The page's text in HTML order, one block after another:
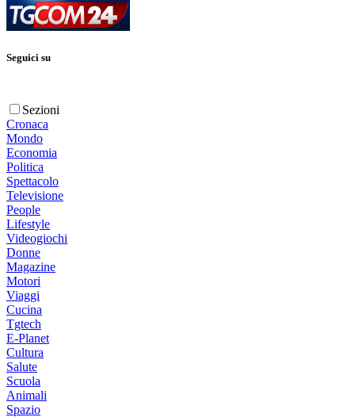
Seguici su
Sezioni
Cronaca
Mondo
Economia
Politica
Spettacolo
Televisione
People
Lifestyle
Videogiochi
Donne
Magazine
Motori
Viaggi
Cucina
Tgtech
E-Planet
Cultura
Salute
Scuola
Animali
Spazio